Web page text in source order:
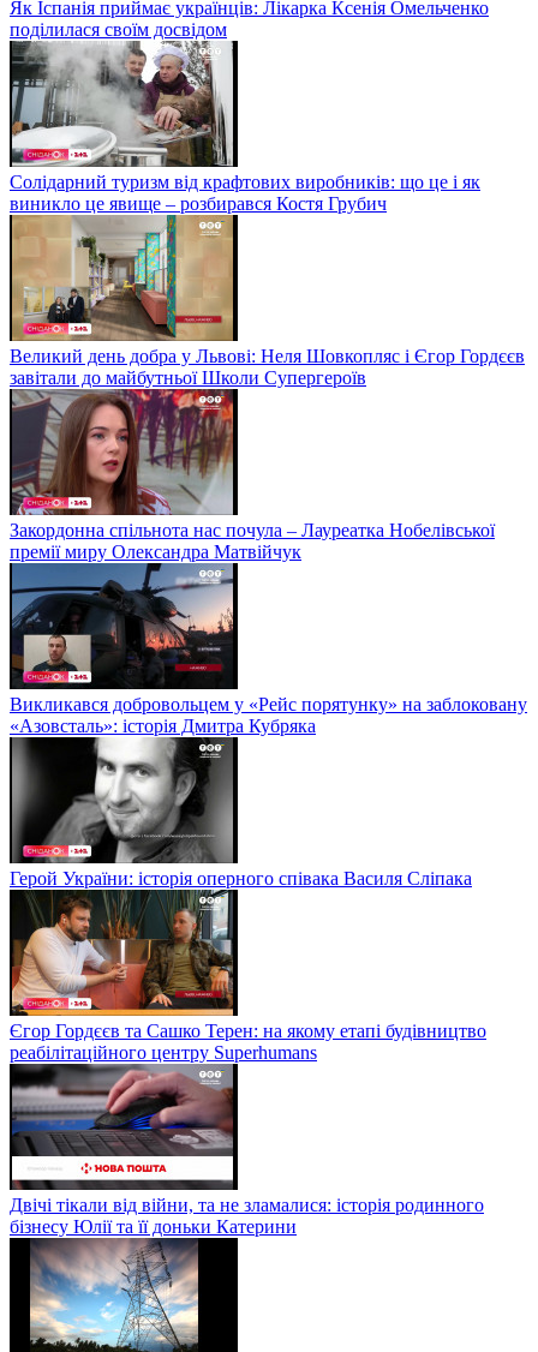
Як Іспанія приймає українців: Лікарка Ксенія Омельченко
поділилася своїм досвідом
Солідарний туризм від крафтових виробників: що це і як
виникло це явище – розбирався Костя Грубич
Великий день добра у Львові: Неля Шовкопляс і Єгор Гордєєв
завітали до майбутньої Школи Супергероїв
Закордонна спільнота нас почула – Лауреатка Нобелівської
премії миру Олександра Матвійчук
Викликався добровольцем у «Рейс порятунку» на заблоковану
«Азовсталь»: історія Дмитра Кубряка
Герой України: історія оперного співака Василя Сліпака
Єгор Гордєєв та Сашко Терен: на якому етапі будівництво
реабілітаційного центру Superhumans
Двічі тікали від війни, та не зламалися: історія родинного
бізнесу Юлії та її доньки Катерини